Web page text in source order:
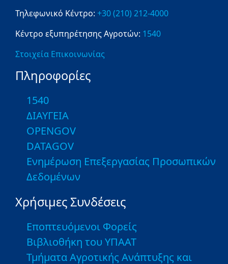
Τηλεφωνικό Κέντρο: +30 (210) 212-4000
Κέντρο εξυπηρέτησης Αγροτών: 1540
Στοιχεία Επικοινωνίας
Πληροφορίες
1540
ΔΙΑΥΓΕΙΑ
OPENGOV
DATAGOV
Ενημέρωση Επεξεργασίας Προσωπικών
Δεδομένων
Χρήσιμες Συνδέσεις
Εποπτευόμενοι Φορείς
Βιβλιοθήκη του ΥΠΑΑΤ
Τμήματα Αγροτικής Ανάπτυξης και